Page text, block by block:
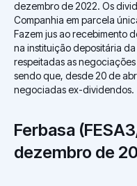
dezembro de 2022. Os
Companhia em parcela
Fazem jus ao recebimento
na instituição depositária
respeitadas as
sendo que, desde 20 de
negociadas ex-dividendos.
Ferbasa
dezembro de